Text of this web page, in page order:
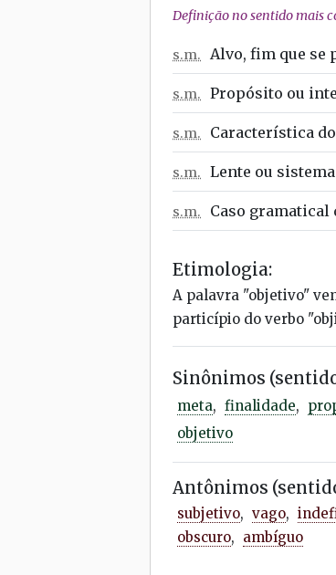
Definição no sentido mais
s.m. Alvo, fim que se
s.m. Propósito ou
s.m. Característica
s.m. Lente ou
s.m. Caso gramatical
Etimologia:
A palavra "objetivo"
particípio do verbo
Sinônimos
meta, finalidade,
objetivo
Antônimos
subjetivo, vago,
obscuro, ambíguo